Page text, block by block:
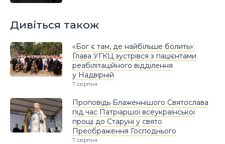
Дивіться також
«Бог є там, де найбільше болить»:
Глава УГКЦ зустрівся з пацієнтами
реабілітаційного відділення
у Надвірній
7 серпня
Проповідь Блаженнішого Святослава
під час Патріаршої всеукраїнської
прощі до Старуні у свято
Преображення Господнього
7 серпня